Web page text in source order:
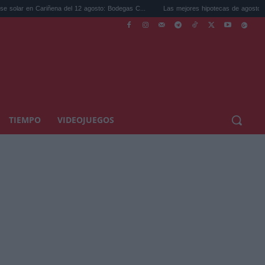
del 12 agosto: Bodegas C... Las mejores hipotecas de agosto: el TAE más
TIEMPO VIDEOJUEGOS